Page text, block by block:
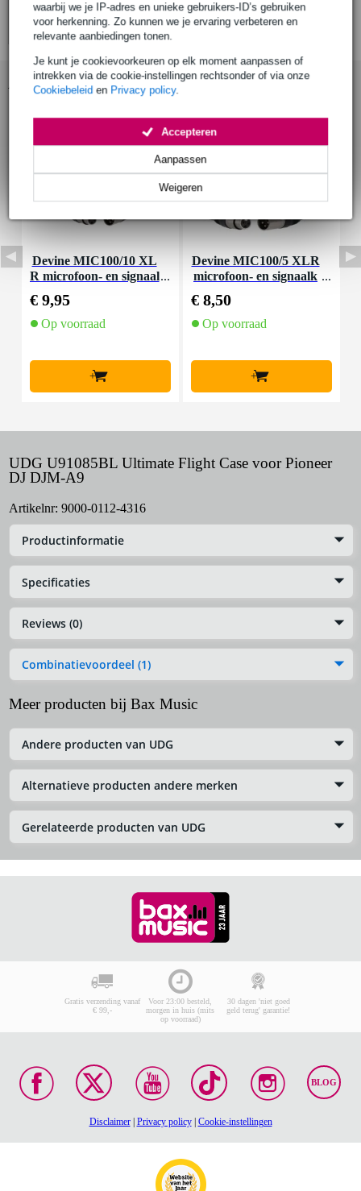
waarbij we je IP-adres en unieke gebruikers-ID’s gebruiken
voor herkenning. Zo kunnen we je ervaring verbeteren en
relevante aanbiedingen tonen.
Je kunt je cookievoorkeuren op elk moment aanpassen of
intrekken via de cookie-instellingen rechtsonder of via onze
Cookiebeleid en Privacy policy.
Weigeren
Aanpassen
Accepteren
Accessoires (31)
Devine MIC100/10 XL
R microfoon- en signaal
€ 9,95
Op voorraad
+
Devine MIC100/5 XLR
microfoon- en signaalk
€ 8,50
Op voorraad
+
UDG U91085BL Ultimate Flight Case voor Pioneer
DJ DJM-A9
Artikelnr: 9000-0112-4316
Productinformatie
Specificaties
Reviews (0)
Combinatievoordeel (1)
Meer producten bij Bax Music
Andere producten van UDG
Alternatieve producten andere merken
Gerelateerde producten van UDG
Gratis verzending vanaf
€ 99,-
Voor 23:00 besteld,
morgen in huis (mits
op voorraad)
30 dagen 'niet goed
geld terug' garantie!
BLOG
Disclaimer| Privacy policy| Cookie-instellingen